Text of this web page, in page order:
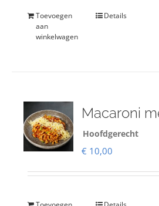
Toevoegen
aan
winkelwagen
Details
Macaroni
Hoofdgerecht
€ 10,00